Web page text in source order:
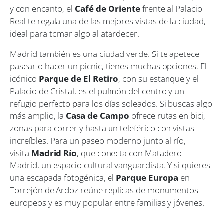
y con encanto, el Café de Orientefrente al Palacio
Real te regala una de las mejores vistas de la ciudad,
ideal para tomar algo al atardecer.
Madrid también es una ciudad verde. Si te apetece
pasear o hacer un picnic, tienes muchas opciones. El
icónico Parque de El Retiro, con su estanque y el
Palacio de Cristal, es el pulmón del centro y un
refugio perfecto para los días soleados. Si buscas algo
más amplio, la Casa de Campo ofrece rutas en bici,
zonas para correr y hasta un teleférico con vistas
increíbles. Para un paseo moderno junto al río,
visita Madrid Río, que conecta con Matadero
Madrid, un espacio cultural vanguardista. Y si quieres
una escapada fotogénica, el Parque Europa en
Torrejón de Ardoz reúne réplicas de monumentos
europeos y es muy popular entre familias y jóvenes.